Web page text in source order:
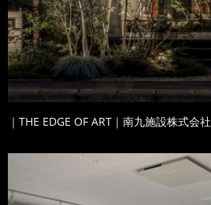
｜THE EDGE OF ART｜南九施設株式会社